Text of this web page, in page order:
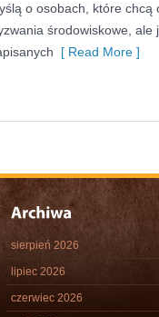
o osobach, które chcą
środowiskowe, ale
[ Read More ]
sierpień 2026
lipiec 2026
czerwiec 2026